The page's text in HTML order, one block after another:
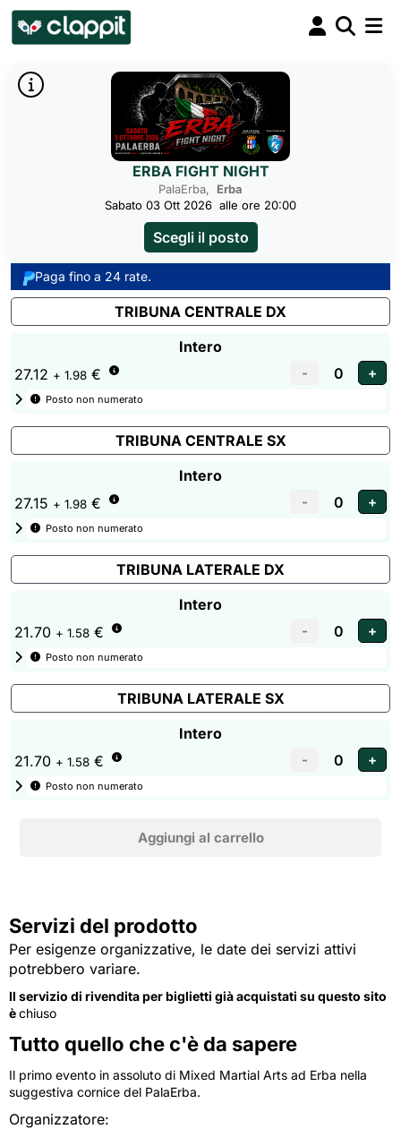
ERBA FIGHT NIGHT
PalaErba, Erba
Sabato 03 Ott 2026 alle ore 20:00
Scegli il posto
Paga fino a 24 rate.
TRIBUNA CENTRALE DX
Intero
27.12 + 1.98 €
Posto non numerato
TRIBUNA CENTRALE SX
Intero
27.15 + 1.98 €
Posto non numerato
TRIBUNA LATERALE DX
Intero
21.70 + 1.58 €
Posto non numerato
TRIBUNA LATERALE SX
Intero
21.70 + 1.58 €
Posto non numerato
Servizi del prodotto
Per esigenze organizzative, le date dei servizi attivi
potrebbero variare.
Il servizio di rivendita per biglietti già acquistati su questo sito
èchiuso
Tutto quello che c'è da sapere
Il primo evento in assoluto di Mixed Martial Arts ad Erba nella
suggestiva cornice del PalaErba.
Organizzatore: